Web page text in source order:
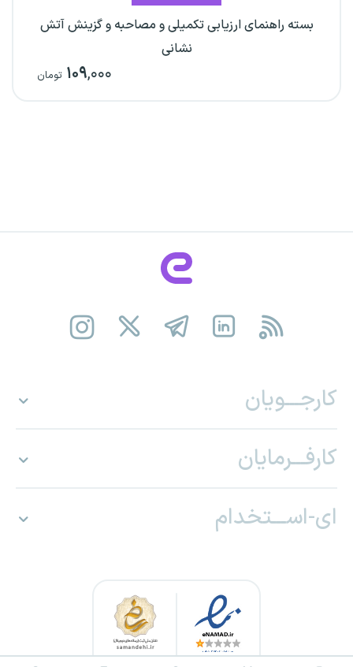
بسته راهنمای ارزیابی تکمیلی و مصاحبه و گزینش آتش
نشانی
۱۰۹,۰۰۰ تومان
کارجـــویان
کارفـــرمایان
ای-اســـتخدام